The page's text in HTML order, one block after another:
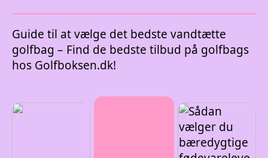
Guide til at vælge det bedste vandtætte
golfbag – Find de bedste tilbud på golfbags
hos Golfboksen.dk!